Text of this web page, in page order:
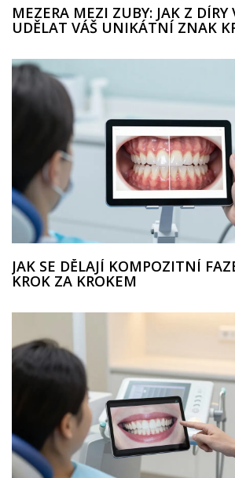
MEZERA MEZI ZUBY: JAK Z DÍRY
UDĚLAT VÁŠ UNIKÁTNÍ ZNAK
JAK SE DĚLAJÍ KOMPOZITNÍ
KROK ZA KROKEM